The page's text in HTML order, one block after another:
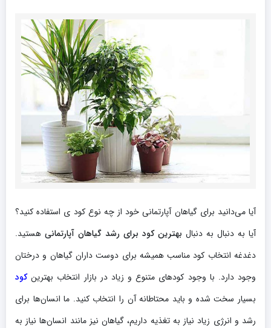
آیا می‌دانید برای گیاهان آپارتمانی خود از چه نوع کود ی استفاده کنید؟
آیا به دنبال به دنبال بهترین کود برای رشد گیاهان آپارتمانی هستید.
دغدغه انتخاب کود مناسب همیشه برای دوست داران گیاهان و درختان
وجود دارد. با وجود کودهای متنوع و زیاد در بازار انتخاب بهترینکود
بسیار سخت شده و باید محتاطانه آن را انتخاب کنید. ما انسان‌ها برای
رشد و انرژی زیاد نیاز به تغذیه داریم، گیاهان نیز مانند انسان‌ها نیاز به